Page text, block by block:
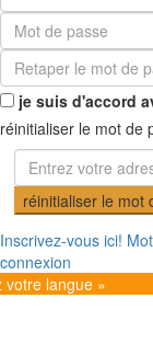
je suis d'accord
réinitialiser le mot de
réinitialiser le mot
Inscrivez-vous ici!
connexion
votre langue »